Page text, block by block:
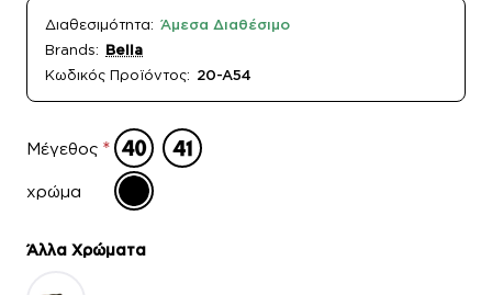
Διαθεσιμότητα: Άμεσα Διαθέσιμο
Brands: Bella
Κωδικός Προϊόντος: 20-A54
Μέγεθος
χρώμα
Άλλα Xρώματα